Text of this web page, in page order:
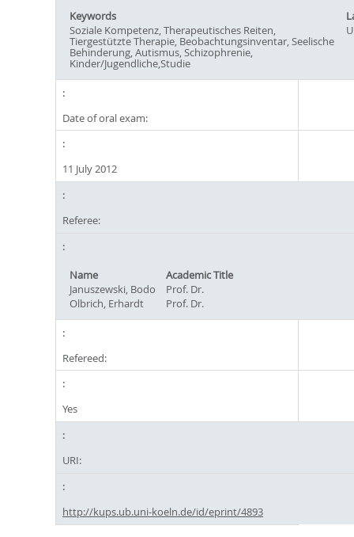
Keywords
Soziale Kompetenz, Therapeutisches Reiten,
Tiergestützte Therapie, Beobachtungsinventar, Seelische
Behinderung, Autismus, Schizophrenie,
Kinder/Jugendliche,Studie
Date of oral exam:
11 July 2012
Referee:
Name
Academic Title
Januszewski, Bodo
Prof. Dr.
Olbrich, Erhardt
Prof. Dr.
Refereed:
Yes
URI:
http://kups.ub.uni-koeln.de/id/eprint/4893